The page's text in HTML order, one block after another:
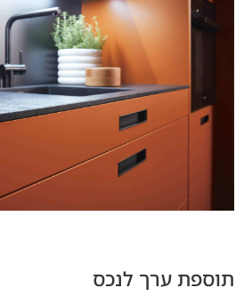
תוספת ערך לנכס